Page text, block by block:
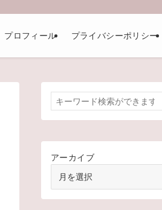
プロフィール プライバシーポリシー
アーカイブ